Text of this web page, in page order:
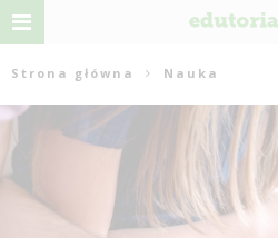
Strona główna Nauka